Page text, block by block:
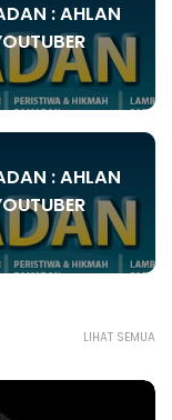
: AHLAN
: AHLAN
LIHAT SEMUA